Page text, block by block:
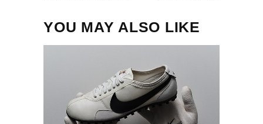
YOU MAY ALSO LIKE